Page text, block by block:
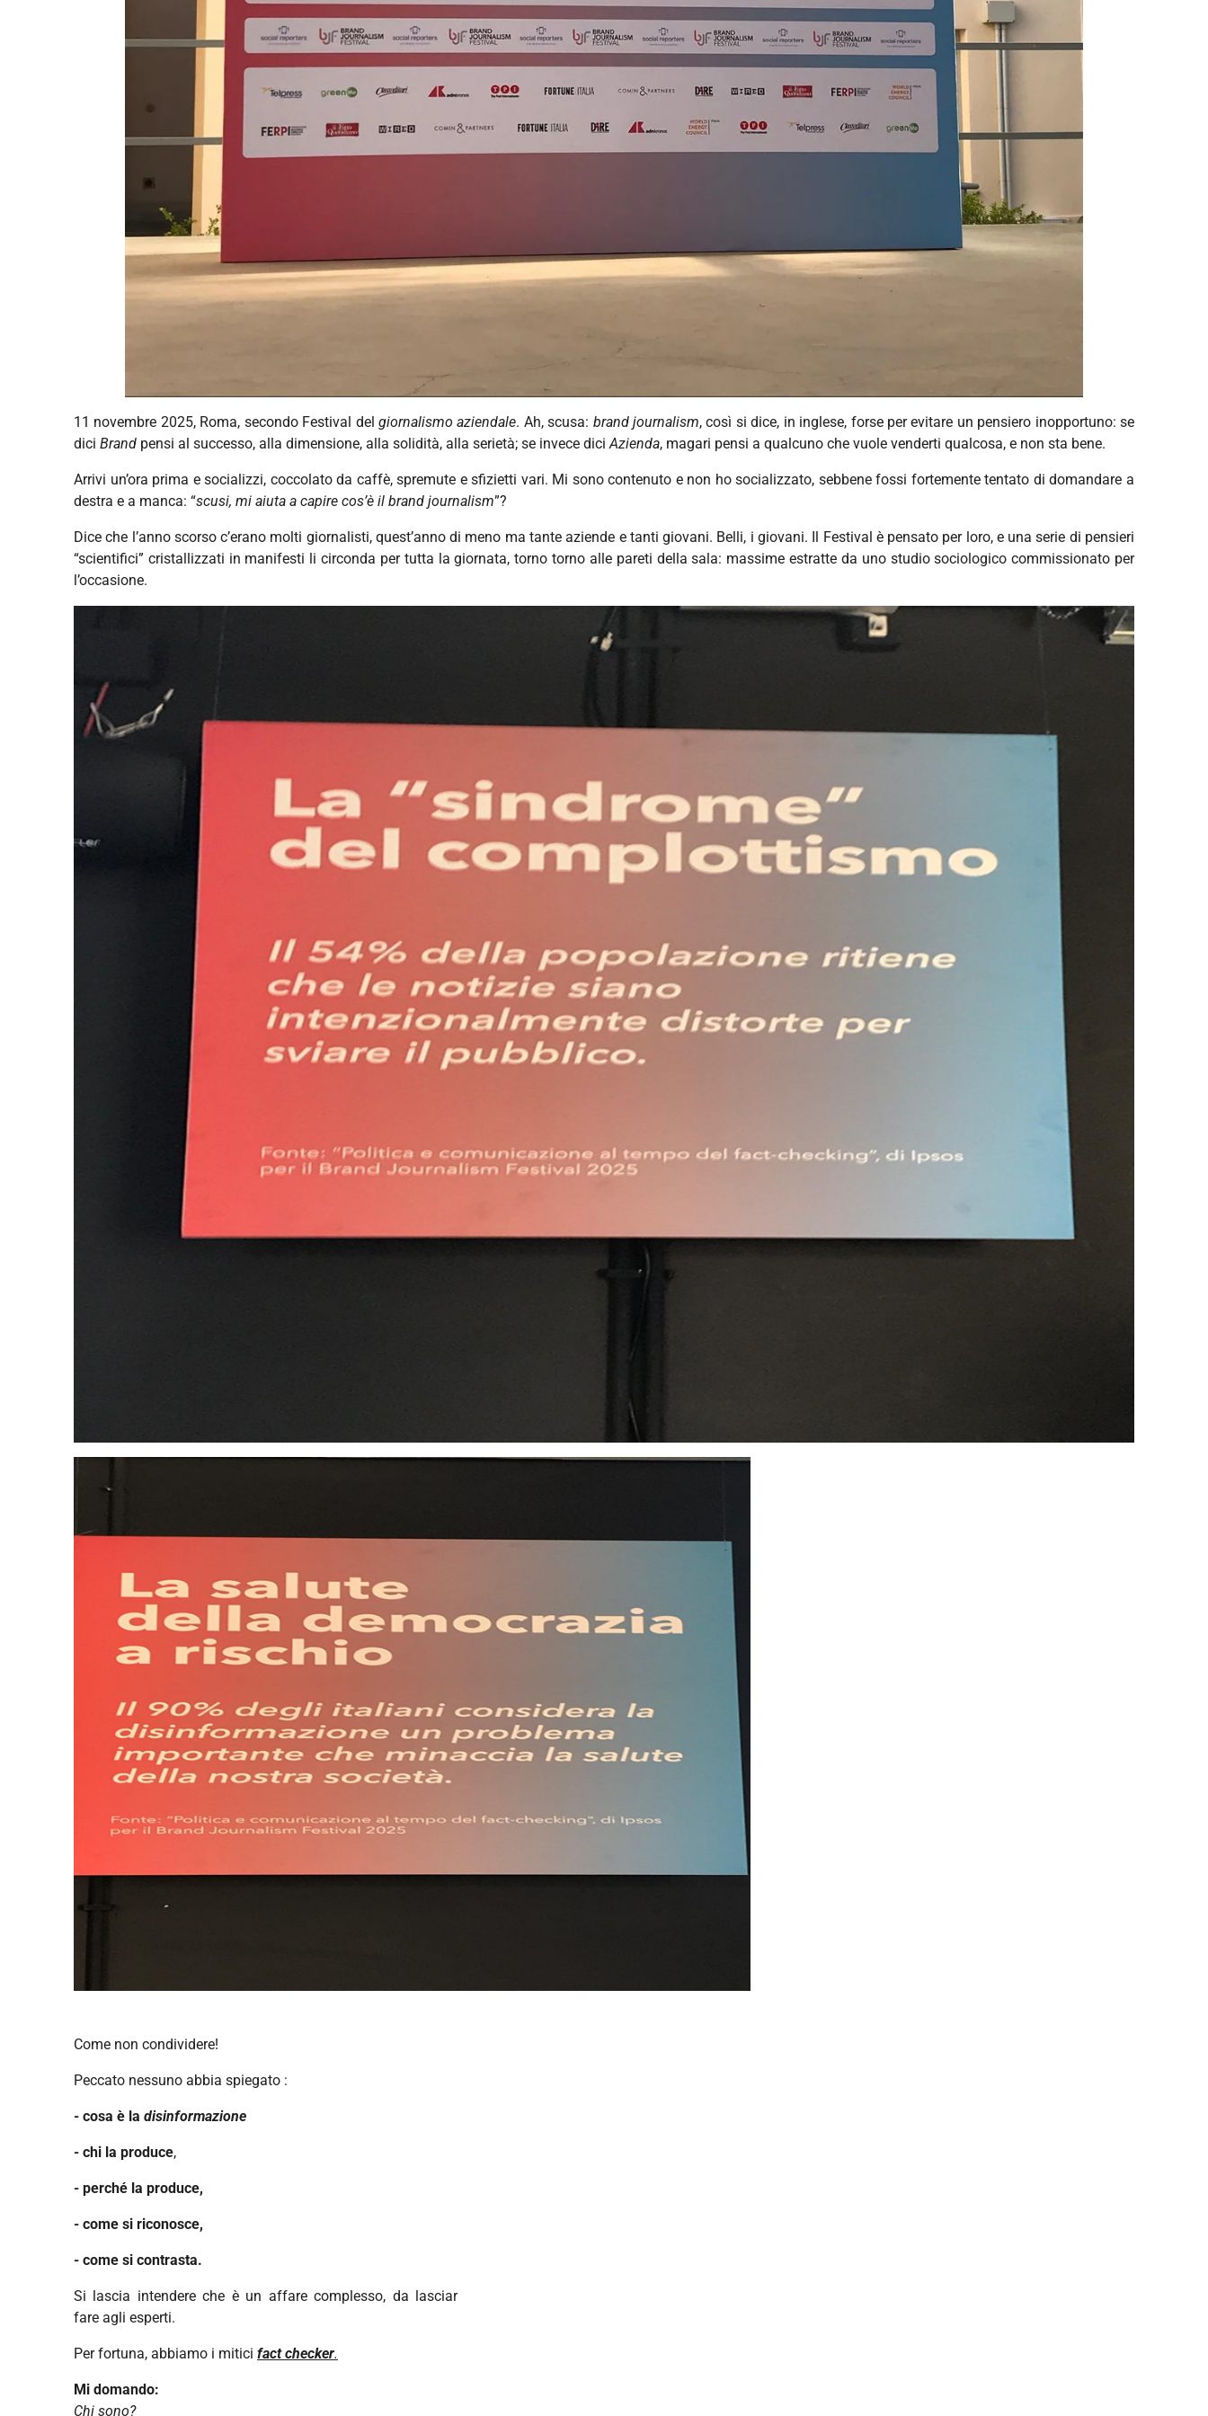
11 novembre 2025, Roma, secondo Festival del giornalismo aziendale. Ah, scusa: brand journalism, così si dice, in inglese, forse per evitare un pensiero inopportuno: se
dici Brand pensi al successo, alla dimensione, alla solidità, alla serietà; se invece diciAzienda, magari pensi a qualcuno che vuole venderti qualcosa, e non sta bene.
Arrivi un’ora prima e socializzi, coccolato da caffè, spremute e sfizietti vari. Mi sono contenuto e non ho socializzato, sebbene fossi fortemente tentato di domandare a
destra e a manca: “scusi, mi aiuta a capire cos’è il brand journalism”?
Dice che l’anno scorso c’erano molti giornalisti, quest’anno di meno ma tante aziende e tanti giovani. Belli, i giovani. Il Festival è pensato per loro, e una serie di pensieri
“scientifici” cristallizzati in manifesti li circonda per tutta la giornata, torno torno alle pareti della sala: massime estratte da uno studio sociologico commissionato per
l’occasione.
Come non condividere!
Peccato nessuno abbia spiegato :
- cosa è la disinformazione
- chi la produce,
- perché la produce,
- come si riconosce,
- come si contrasta.
Si lascia intendere che è un affare complesso, da lasciar
fare agli esperti.
Per fortuna, abbiamo i mitici fact checker.
Mi domando:
Chi sono?